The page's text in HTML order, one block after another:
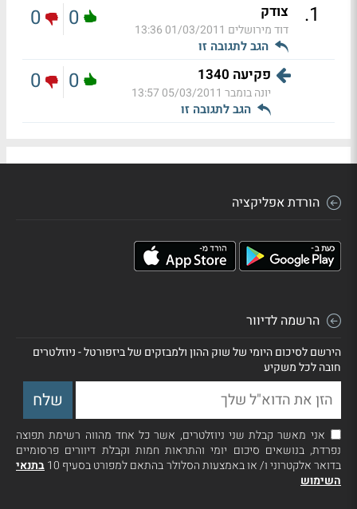
1
. צודק
דוד מירושלים 01/03/2011 13:36
הגב לתגובה זו
0
0
פקיעה 1340
יונה בומבר 05/03/2011 13:57
הגב לתגובה זו
0
0
הורדת אפליקציה
הרשמה לדיוור
הירשם לסיכום היומי של שוק ההון ולמבזקים של ביזפורטל - ניוזלטרים
חובה לכל משקיע
אני מאשר קבלת שני ניוזלטרים, אשר כל אחד מהווה רשימת תפוצה
נפרדת, בנושאים סיכום יומי והתראות חמות וקבלת דיוורים פרסומיים
בדואר אלקטרוני ו/ או באמצעות הסלולר בהתאם למפורט בסעיף 10
בתנאי
השימוש